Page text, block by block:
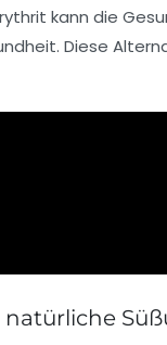
kann die
Diese
natürliche